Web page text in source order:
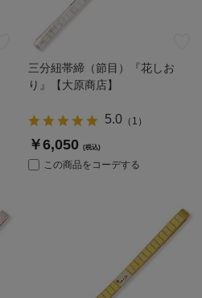
三分紐帯締（節目）『花しお
り』【大原商店】
5.0（ 1 ）
￥6,050 (税込)
この商品をコーデする